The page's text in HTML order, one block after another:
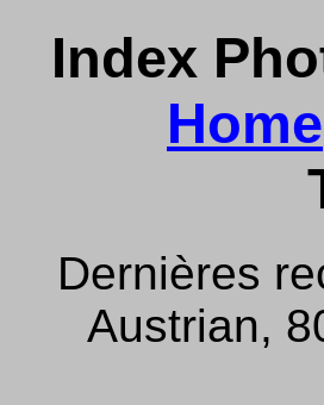
Index
Home
Dernières
Austrian,